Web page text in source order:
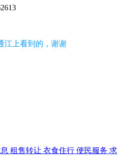
江上看到的，谢谢
租售转让 衣食住行 便民服务 求